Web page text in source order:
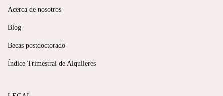
Acerca de nosotros
Blog
Becas postdoctorado
Índice Trimestral de Alquileres